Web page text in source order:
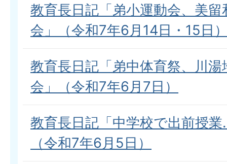
教育長日記「弟小運動会、美
会」（令和7年6月14日・15日
教育長日記「弟中体育祭、川
会」（令和7年6月7日）
教育長日記「中学校で出前授
（令和7年6月5日）